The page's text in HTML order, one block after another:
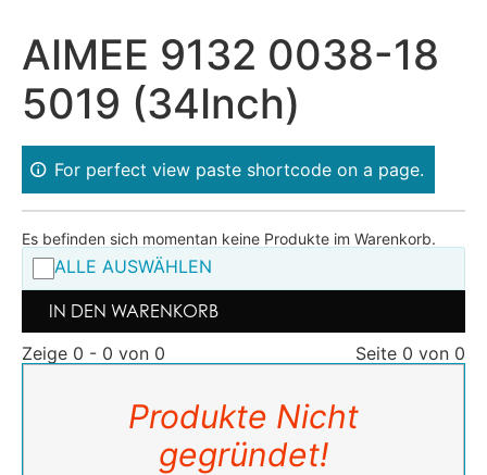
AIMEE 9132 0038-18
5019 (34Inch)
For perfect view paste shortcode on a page.
Es befinden sich momentan keine Produkte im Warenkorb.
ALLE AUSWÄHLEN
IN DEN WARENKORB
Zeige 0 - 0 von 0
Seite 0 von 0
Produkte Nicht
gegründet!